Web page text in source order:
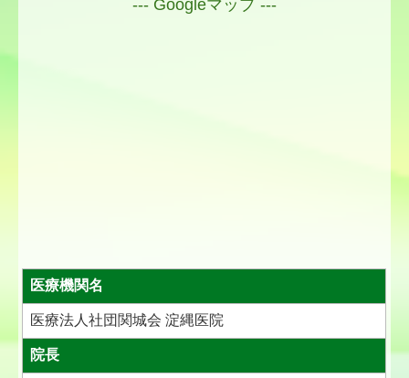
--- Googleマップ ---
医療機関名
医療法人社団関城会 淀縄医院
院長